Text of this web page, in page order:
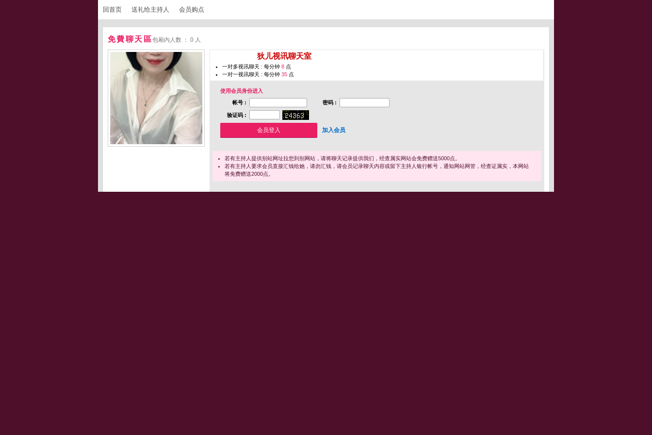
回首页 送礼给主持人 会员购点
免費聊天區包厢内人数 ： 0 人
狄儿视讯聊天室
一对多视讯聊天 : 每分钟 8 点
一对一视讯聊天 : 每分钟 35 点
使用会员身份进入
帐号 :
密码 :
验证码 :
加入会员
若有主持人提供别站网址拉您到别网站，请将聊天记录提供我们，经查属实网站会免费赠送5000点。
若有主持人要求会员直接汇钱给她，请勿汇钱，请会员记录聊天内容或留下主持人银行帐号，通知网站网管，经查证属实，本网站
将免费赠送2000点。